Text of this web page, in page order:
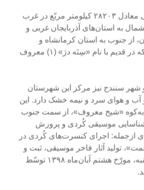
کردستان امروزی در منطقه‌ای کاملاً کوهستانی با وسعتی معادل ۲۸۲۰۳ کیلومتر مربّع در غرب
به استان‌های آذربایجان غربی و
از جنوب به استان کرمانشاه و
قسمتی از استان همدان محدود می‌شود. شهر «سنندج» که در قدیم با نام «سِنَه دژ» (۱) معروف
سنندج نیز مرکز این شهرستان
و هوای سرد و نیمه خشک دارد. این
«شیخ معروف»، از سمت جنوب
موسیقی کُردی و پرورش
ازجمله: اجرای کنسرت‌های کُردی در
تولید آثار فاخر موسیقی، ثبت و
معرّفی ملودی‌های کهن کُردی و… سنندج در روز چهارشنبه، مورّخ هشتم آبان‌ماه ۱۳۹۸ توسّط